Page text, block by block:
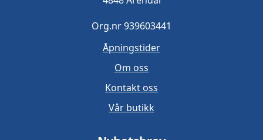
Org.nr 939603441
Åpningstider
Om oss
Kontakt oss
Vår butikk